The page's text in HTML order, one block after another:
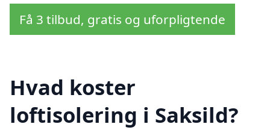
Få 3 tilbud, gratis og uforpligtende
Hvad koster
loftisolering i Saksild?